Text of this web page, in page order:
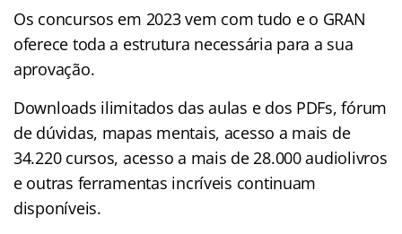
Os concursos em 2023 vem com tudo e o GRAN
oferece toda a estrutura necessária para a sua
aprovação.
Downloads ilimitados das aulas e dos PDFs, fórum
de dúvidas, mapas mentais, acesso a mais de
34.220 cursos, acesso a mais de 28.000 audiolivros
e outras ferramentas incríveis continuam
disponíveis.